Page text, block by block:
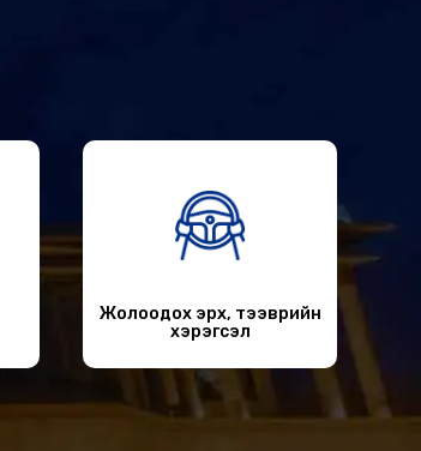
Жолоодох эрх, тээврийн
хэрэгсэл